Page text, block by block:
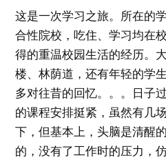
这是一次学习之旅。所在的
合性院校，吃住、学习均在
得的重温校园生活的经历。
楼、林荫道，还有年轻的学
多对往昔的回忆。。。日子
的课程安排挺紧，虽然有几
下，但基本上，头脑是清醒
的，没有了工作时的压力，